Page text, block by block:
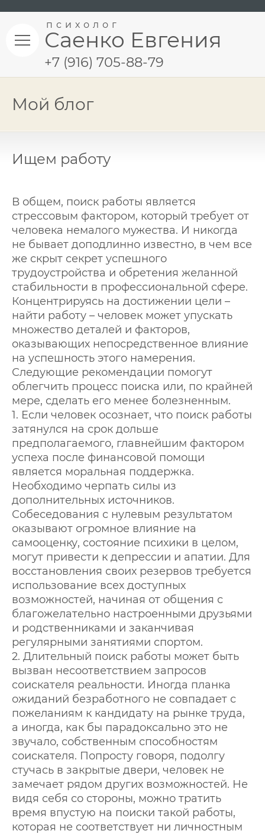
Саенко Евгения
психолог
+7 (916) 705-88-79
Мой блог
Ищем работу
В общем, поиск работы является
стрессовым фактором, который требует от
человека немалого мужества. И никогда
не бывает доподлинно известно, в чем все
же скрыт секрет успешного
трудоустройства и обретения желанной
стабильности в профессиональной сфере.
Концентрируясь на достижении цели –
найти работу – человек может упускать
множество деталей и факторов,
оказывающих непосредственное влияние
на успешность этого намерения.
Следующие рекомендации помогут
облегчить процесс поиска или, по крайней
мере, сделать его менее болезненным.
1. Если человек осознает, что поиск работы
затянулся на срок дольше
предполагаемого, главнейшим фактором
успеха после финансовой помощи
является моральная поддержка.
Необходимо черпать силы из
дополнительных источников.
Собеседования с нулевым результатом
оказывают огромное влияние на
самооценку, состояние психики в целом,
могут привести к депрессии и апатии. Для
восстановления своих резервов требуется
использование всех доступных
возможностей, начиная от общения с
благожелательно настроенными друзьями
и родственниками и заканчивая
регулярными занятиями спортом.
2. Длительный поиск работы может быть
вызван несоответствием запросов
соискателя реальности. Иногда планка
ожиданий безработного не совпадает с
пожеланиям к кандидату на рынке труда,
а иногда, как бы парадоксально это не
звучало, собственным способностям
соискателя. Попросту говоря, подолгу
стучась в закрытые двери, человек не
замечает рядом других возможностей. Не
видя себя со стороны, можно тратить
время впустую на поиски такой работы,
которая не соответствует ни личностным